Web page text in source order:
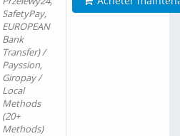
SafetyPay,
EUROPEAN
Bank
Transfer) /
Payssion,
Giropay /
Local
Methods
(20+
Methods)